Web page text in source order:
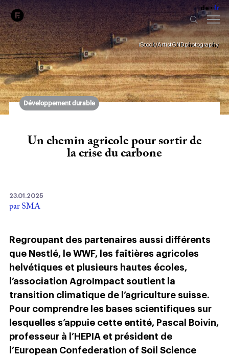
de fr
iStock/ArtistGNDphotography
Développement durable
Un chemin agricole pour sortir de
la crise du carbone
23.01.2025
par SMA
Regroupant des partenaires aussi différents
que Nestlé, le WWF, les faîtières agricoles
helvétiques et plusieurs hautes écoles,
l’association AgroImpact soutient la
transition climatique de l’agriculture suisse.
Pour comprendre les bases scientifiques sur
lesquelles s’appuie cette entité, Pascal Boivin,
professeur à l’HEPIA et président de
l’European Confederation of Soil Science